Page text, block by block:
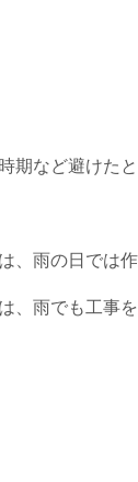
など避けたと
、雨の日では作
、雨でも工事